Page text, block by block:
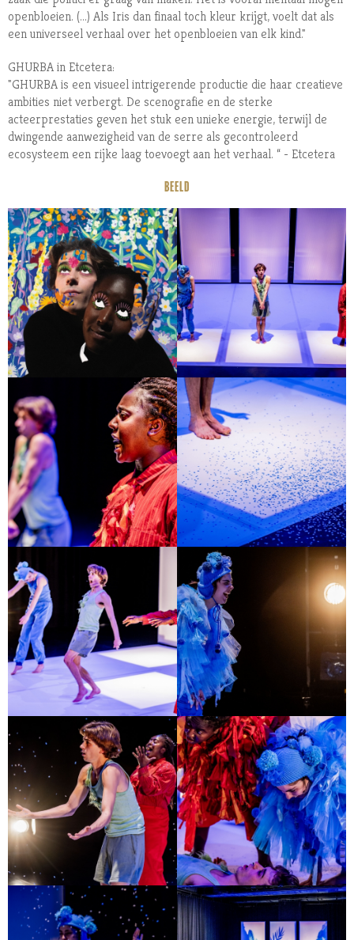
openbloeien. (...) Als Iris dan finaal toch kleur krijgt, voelt dat als
een universeel verhaal over het openbloeien van elk kind."
GHURBA in Etcetera:
"GHURBA is een visueel intrigerende productie die haar creatieve
ambities niet verbergt. De scenografie en de sterke
acteerprestaties geven het stuk een unieke energie, terwijl de
dwingende aanwezigheid van de serre als gecontroleerd
ecosysteem een rijke laag toevoegt aan het verhaal. “ - Etcetera
BEELD